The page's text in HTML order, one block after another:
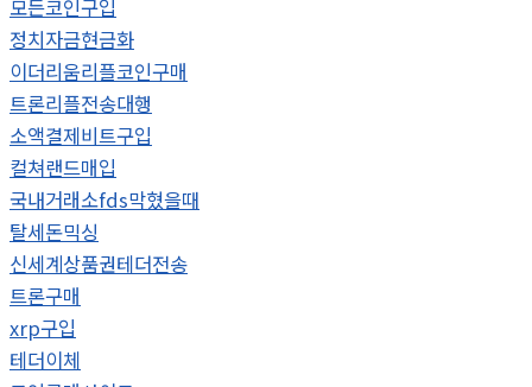
모든코인구입
정치자금현금화
이더리움리플코인구매
트론리플전송대행
소액결제비트구입
컬쳐랜드매입
국내거래소fds막혔을때
탈세돈믹싱
신세계상품권테더전송
트론구매
xrp구입
테더이체